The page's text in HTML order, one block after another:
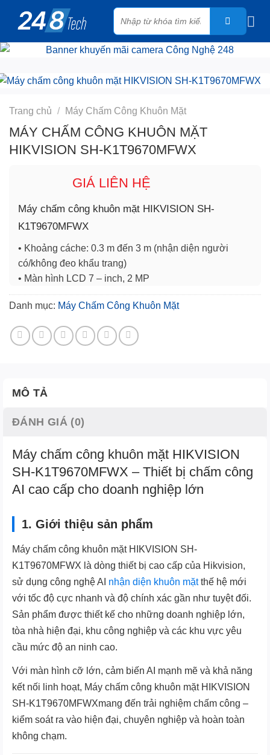
Tìm
kiếm:
Trang chủ / Máy Chấm Công Khuôn Mặt
MÁY CHẤM CÔNG KHUÔN MẶT
HIKVISION SH-K1T9670MFWX
GIÁ LIÊN HỆ
Máy chấm công khuôn mặt HIKVISION SH-
K1T9670MFWX
• Khoảng cáche: 0.3 m đến 3 m (nhận diện người
có/không đeo khẩu trang)
• Màn hình LCD 7 – inch, 2 MP
• Tối đa 6.000 khuôn mặt, 10.000 vân tay và 50.000
thẻ
• Kết nối TCP/IP, Hỗ trợ Hikvision cloud.
• Thời gian nhận diện: <0.2 s/user,
Danh mục: Máy Chấm Công Khuôn Mặt
MÔ TẢ
ĐÁNH GIÁ (0)
Máy chấm công khuôn mặt HIKVISION
SH-K1T9670MFWX – Thiết bị chấm công
AI cao cấp cho doanh nghiệp lớn
1. Giới thiệu sản phẩm
Máy chấm công khuôn mặt HIKVISION SH-
K1T9670MFWX là dòng thiết bị cao cấp của Hikvision,
sử dụng công nghệ AI nhận diện khuôn mặtthế hệ mới
với tốc độ cực nhanh và độ chính xác gần như tuyệt đối.
Sản phẩm được thiết kế cho những doanh nghiệp lớn,
tòa nhà hiện đại, khu công nghiệp và các khu vực yêu
cầu mức độ an ninh cao.
Với màn hình cỡ lớn, cảm biến AI mạnh mẽ và khả năng
kết nối linh hoạt, Máy chấm công khuôn mặt HIKVISION
SH-K1T9670MFWXmang đến trải nghiệm chấm công –
kiểm soát ra vào hiện đại, chuyên nghiệp và hoàn toàn
không chạm.